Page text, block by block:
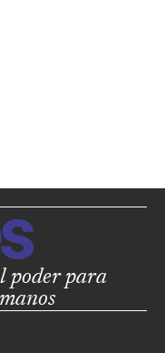
poder para